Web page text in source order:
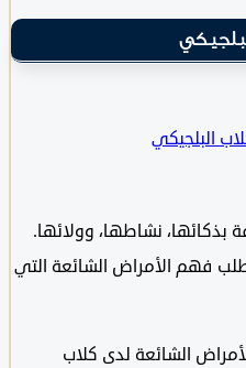
نشاطها، وولائها.
الأمراض الشائعة التي
لدى كلاب